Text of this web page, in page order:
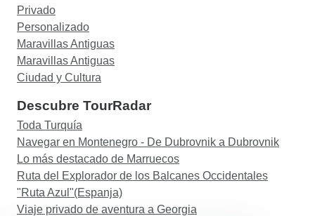
Privado
Personalizado
Maravillas Antiguas
Maravillas Antiguas
Ciudad y Cultura
Descubre TourRadar
Toda Turquía
Navegar en Montenegro - De Dubrovnik a Dubrovnik
Lo más destacado de Marruecos
Ruta del Explorador de los Balcanes Occidentales
"Ruta Azul"(Espanja)
Viaje privado de aventura a Georgia